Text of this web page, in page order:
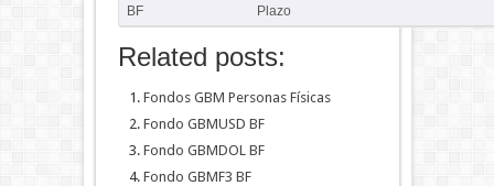
BF
Plazo
Related posts:
Fondos GBM Personas Físicas
Fondo GBMUSD BF
Fondo GBMDOL BF
Fondo GBMF3 BF